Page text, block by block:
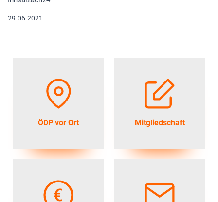
29.06.2021
ÖDP vor Ort Mitgliedschaft